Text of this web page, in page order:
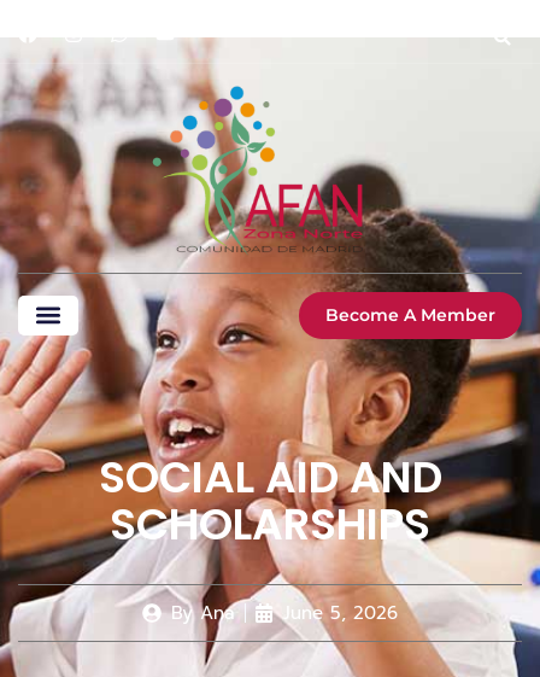
Become A Member
SOCIAL AID AND
SCHOLARSHIPS
ByAna June 5, 2026